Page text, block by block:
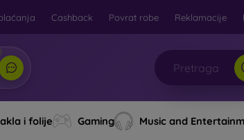
Cashback Povrat robe Reklamacije
i folije Gaming Music and